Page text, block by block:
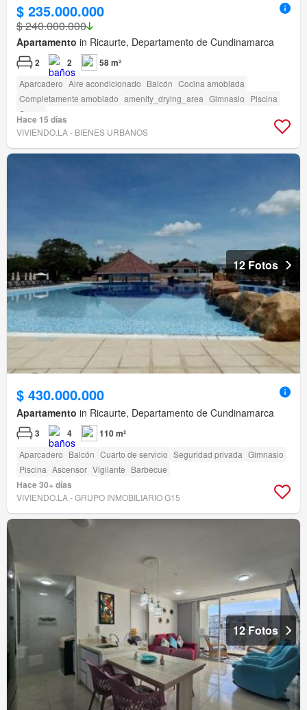
$ 235.000.000
$ 240.000.000
Apartamento in Ricaurte, Departamento de Cundinamarca
2 2 58 m²
Aparcadero Aire acondicionado Balcón Cocina amoblada
Completamente amoblado amenity_drying_area Gimnasio Piscina
Sauna
Hace 15 días
VIVIENDO.LA - BIENES URBANOS
12 Fotos
$ 430.000.000
Apartamento in Ricaurte, Departamento de Cundinamarca
3 4 110 m²
Aparcadero Balcón Cuarto de servicio Seguridad privada Gimnasio
Piscina Ascensor Vigilante Barbecue
Hace 30+ días
VIVIENDO.LA - GRUPO INMOBILIARIO G15
12 Fotos